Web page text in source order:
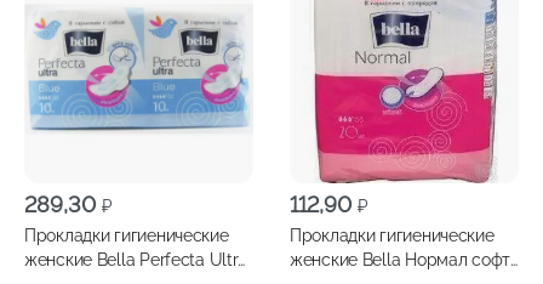
289,30 ₽
Прокладки гигиенические
женские Bella Perfecta Ultra
112,90 ₽
Прокладки гигиенические
женские Bella Нормал софт